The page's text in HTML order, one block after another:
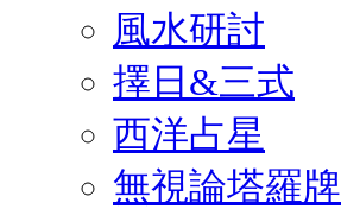
風水研討
擇日&三式
西洋占星
無視論塔羅牌